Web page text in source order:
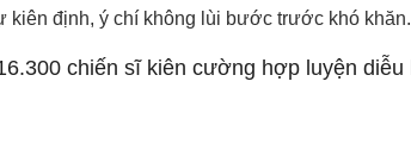
kiên định, ý chí không lùi bước trước khó khăn.